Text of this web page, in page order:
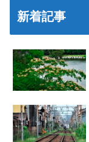
新着記事